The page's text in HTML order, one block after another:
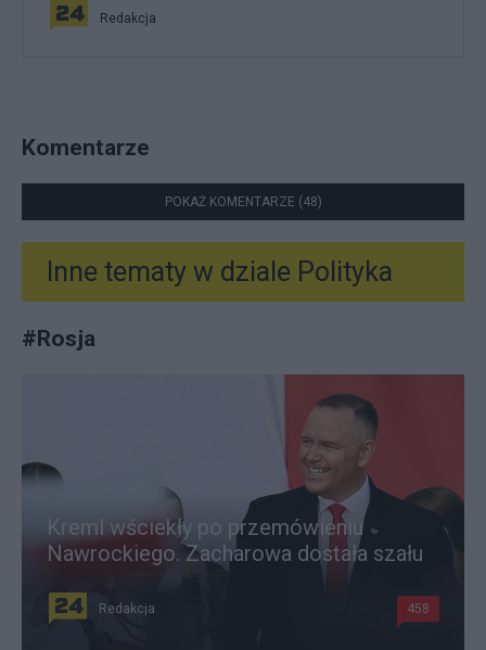
Redakcja
Komentarze
POKAŻ KOMENTARZE (48)
Inne tematy w dziale Polityka
#Rosja
Kreml wściekły po przemówieniu
Nawrockiego. Zacharowa dostała szału
Redakcja 458